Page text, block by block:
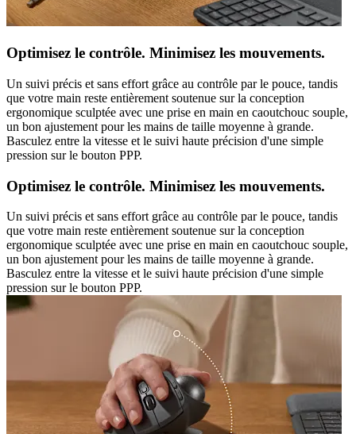
Optimisez le contrôle. Minimisez les mouvements.
Un suivi précis et sans effort grâce au contrôle par le pouce, tandis
que votre main reste entièrement soutenue sur la conception
ergonomique sculptée avec une prise en main en caoutchouc souple,
un bon ajustement pour les mains de taille moyenne à grande.
Basculez entre la vitesse et le suivi haute précision d'une simple
pression sur le bouton PPP.
Optimisez le contrôle. Minimisez les mouvements.
Un suivi précis et sans effort grâce au contrôle par le pouce, tandis
que votre main reste entièrement soutenue sur la conception
ergonomique sculptée avec une prise en main en caoutchouc souple,
un bon ajustement pour les mains de taille moyenne à grande.
Basculez entre la vitesse et le suivi haute précision d'une simple
pression sur le bouton PPP.